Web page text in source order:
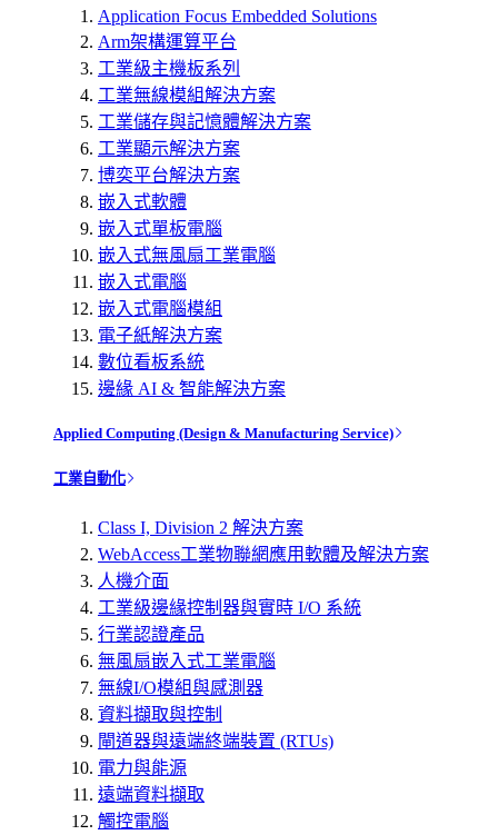
Application Focus Embedded Solutions
Arm架構運算平台
工業級主機板系列
工業無線模組解決方案
工業儲存與記憶體解決方案
工業顯示解決方案
博奕平台解決方案
嵌入式軟體
嵌入式單板電腦
嵌入式無風扇工業電腦
嵌入式電腦
嵌入式電腦模組
電子紙解決方案
數位看板系統
邊緣 AI & 智能解決方案
Applied Computing (Design & Manufacturing Service)
工業自動化
Class I, Division 2 解決方案
WebAccess工業物聯網應用軟體及解決方案
人機介面
工業級邊緣控制器與實時 I/O 系統
行業認證產品
無風扇嵌入式工業電腦
無線I/O模組與感測器
資料擷取與控制
閘道器與遠端終端裝置 (RTUs)
電力與能源
遠端資料擷取
觸控電腦